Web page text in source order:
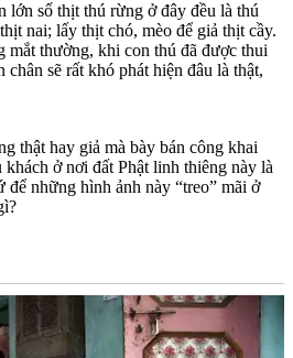
lớn số thịt thú rừng ở đây đều là thú
nai; lấy thịt chó, mèo để giả thịt cầy.
mắt thường, khi con thú đã được thui
sẽ rất khó phát hiện đâu là thật,
thật hay giả mà bày bán công khai
ở nơi đất Phật linh thiêng này là
những hình ảnh này “treo” mãi ở